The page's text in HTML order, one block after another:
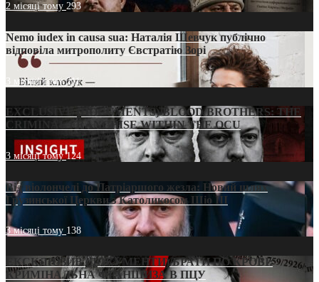
2 місяці тому 293
Nemo iudex in causa sua: Наталія Шевчук публічно
відповіла митрополиту Євстратію Зорі
3 місяці тому211
EXCLUSIVE (DOCUMENTS)/BLOOD BROTHERS: THE
CRIMINAL FRANCHISE WITHIN THE OCU
3 місяці тому124
Від віолончелі до Патріаршого жезла: Новий шлях
Грузинської Церкви з Католикосом Шіо III
3 місяці тому 138
ЕКСКЛЮЗИВ (ДОКУМЕНТИ)/БРАТИ ПО КРОВІ:
КРИМІНАЛЬНА ФРАНШИЗА В ПЦУ